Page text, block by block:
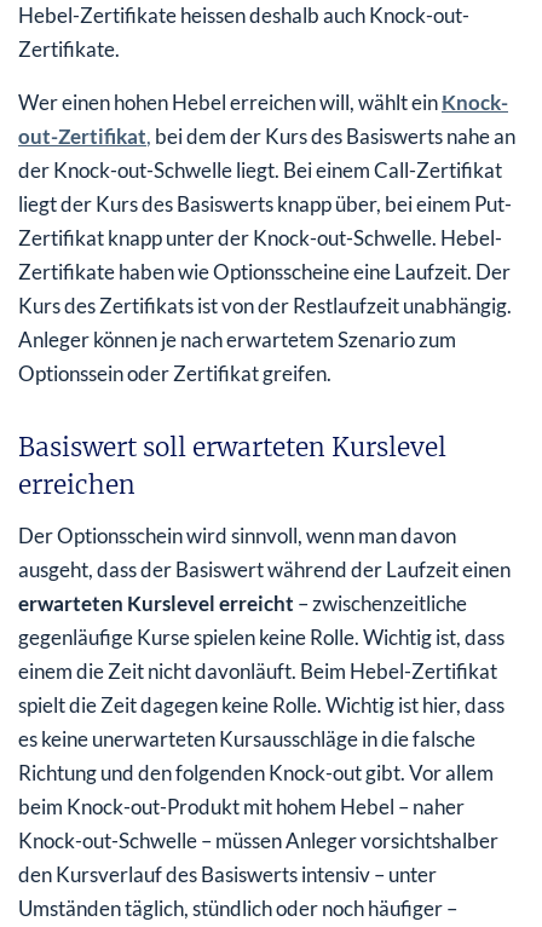
Hebel-Zertifikate heissen deshalb auch Knock-out-
Zertifikate.
Wer einen hohen Hebel erreichen will, wählt einKnock-
out-Zertifikat, bei dem der Kurs des Basiswerts nahe an
der Knock-out-Schwelle liegt. Bei einem Call-Zertifikat
liegt der Kurs des Basiswerts knapp über, bei einem Put-
Zertifikat knapp unter der Knock-out-Schwelle. Hebel-
Zertifikate haben wie Optionsscheine eine Laufzeit. Der
Kurs des Zertifikats ist von der Restlaufzeit unabhängig.
Anleger können je nach erwartetem Szenario zum
Optionssein oder Zertifikat greifen.
Basiswert soll erwarteten Kurslevel
erreichen
Der Optionsschein wird sinnvoll, wenn man davon
ausgeht, dass der Basiswert während der Laufzeit einen
erwarteten Kurslevel erreicht – zwischenzeitliche
gegenläufige Kurse spielen keine Rolle. Wichtig ist, dass
einem die Zeit nicht davonläuft. Beim Hebel-Zertifikat
spielt die Zeit dagegen keine Rolle. Wichtig ist hier, dass
es keine unerwarteten Kursausschläge in die falsche
Richtung und den folgenden Knock-out gibt. Vor allem
beim Knock-out-Produkt mit hohem Hebel – naher
Knock-out-Schwelle – müssen Anleger vorsichtshalber
den Kursverlauf des Basiswerts intensiv – unter
Umständen täglich, stündlich oder noch häufiger –